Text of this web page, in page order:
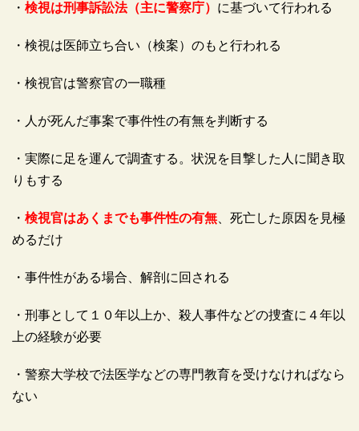
・ 検視は刑事訴訟法（主に警察庁） に基づいて行われる
・検視は医師立ち合い（検案）のもと行われる
・検視官は警察官の一職種
・人が死んだ事案で事件性の有無を判断する
・実際に足を運んで調査する。状況を目撃した人に聞き取
りもする
・ 検視官はあくまでも事件性の有無 、死亡した原因を見極
めるだけ
・事件性がある場合、解剖に回される
・刑事として１０年以上か、殺人事件などの捜査に４年以
上の経験が必要
・警察大学校で法医学などの専門教育を受けなければなら
ない